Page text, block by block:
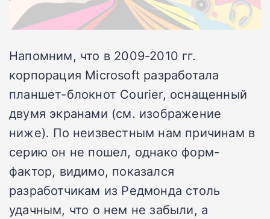
Напомним, что в 2009-2010 гг.
корпорация Microsoft разработала
планшет-блокнот Courier, оснащенный
двумя экранами (см. изображение
ниже). По неизвестным нам причинам в
серию он не пошел, однако форм-
фактор, видимо, показался
разработчикам из Редмонда столь
удачным, что о нем не забыли, а